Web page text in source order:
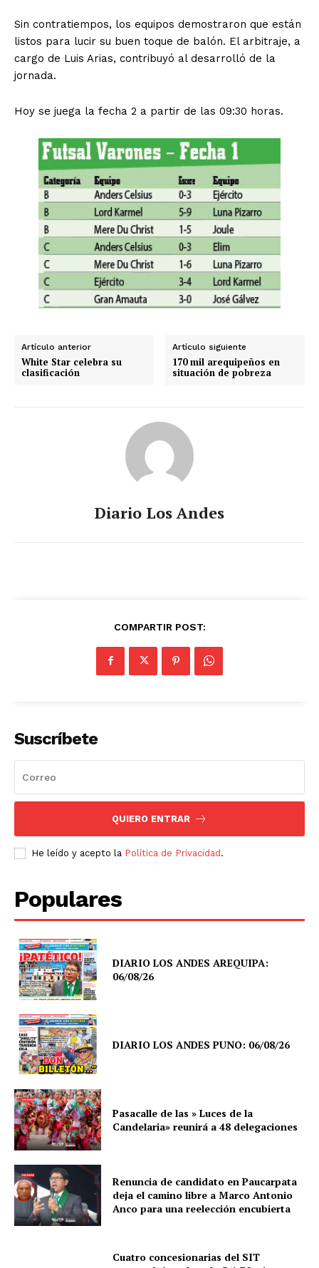
Sin contratiempos, los equipos demostraron que están
listos para lucir su buen toque de balón. El arbitraje, a
cargo de Luis Arias, contribuyó al desarrolló de la
jornada.
Hoy se juega la fecha 2 a partir de las 09:30 horas.
Artículo anterior
White Star celebra su
clasificación
Artículo siguiente
170 mil arequipeños en
situación de pobreza
Diario Los Andes
COMPARTIR POST:
Suscríbete
QUIERO ENTRAR
He leído y acepto la Política de Privacidad .
Populares
DIARIO LOS ANDES AREQUIPA:
06/08/26
DIARIO LOS ANDES PUNO: 06/08/26
Pasacalle de las » Luces de la
Candelaria» reunirá a 48 delegaciones
Renuncia de candidato en Paucarpata
deja el camino libre a Marco Antonio
Anco para una reelección encubierta
Cuatro concesionarias del SIT